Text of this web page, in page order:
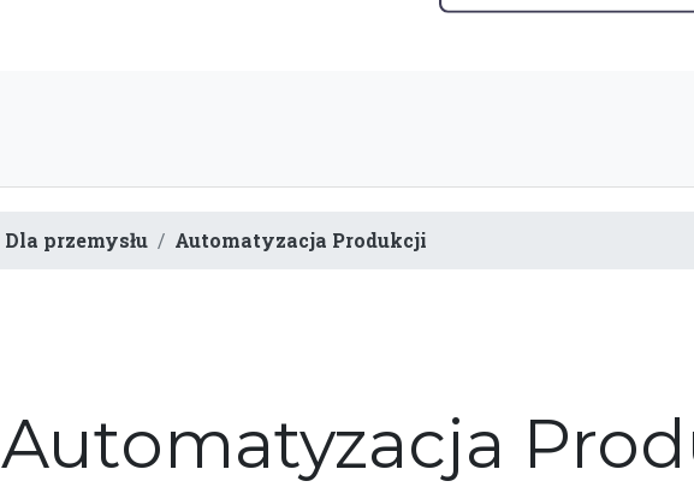
Dla przemysłu Automatyzacja Produkcji
Automatyzacja